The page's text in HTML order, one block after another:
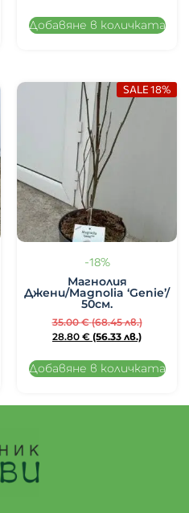
Добавяне в количката
-18%
Магнолия
Джени/Magnolia ‘Genie’/
50см.
SALE 18%
35.00€ (68.45 лв.)
28.80 € (56.33 лв.)
Добавяне в количката